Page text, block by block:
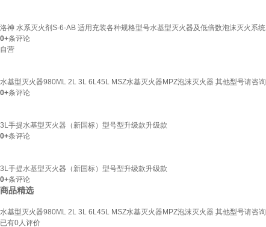
洛神 水系灭火剂S-6-AB 适用充装各种规格型号水基型灭火器及低倍数泡沫灭火系
0+条评论
自营
水基型灭火器980ML 2L 3L 6L45L MSZ水基灭火器MPZ泡沫灭火器 其他型号请咨
0+条评论
3L手提水基型灭火器（新国标）型号型升级款升级款
0+条评论
3L手提水基型灭火器（新国标）型号型升级款升级款
0+条评论
商品精选
水基型灭火器980ML 2L 3L 6L45L MSZ水基灭火器MPZ泡沫灭火器 其他型号请咨
已有0人评价